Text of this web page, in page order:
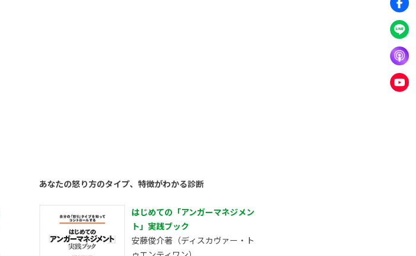
あなたの怒り方のタイプ、特徴がわかる診断
はじめての「アンガーマネジメン
ト」実践ブック
安藤俊介著（ディスカヴァー・ト